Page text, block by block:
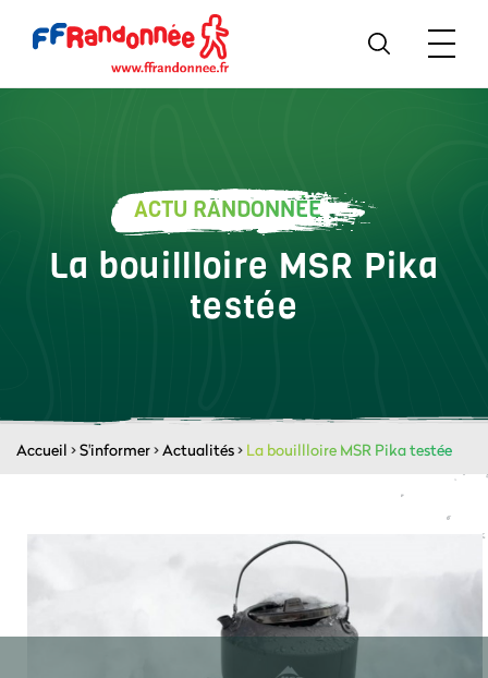
ACTU RANDONNÉE
La bouillloire MSR Pika
testée
Accueil >S'informer>Actualités> La bouillloire MSR Pika testée